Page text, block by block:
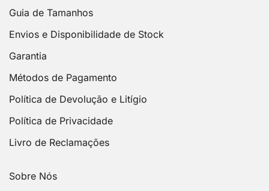
Guia de Tamanhos
Envios e Disponibilidade de Stock
Garantia
Métodos de Pagamento
Política de Devolução e Litígio
Política de Privacidade
Livro de Reclamações
Sobre Nós